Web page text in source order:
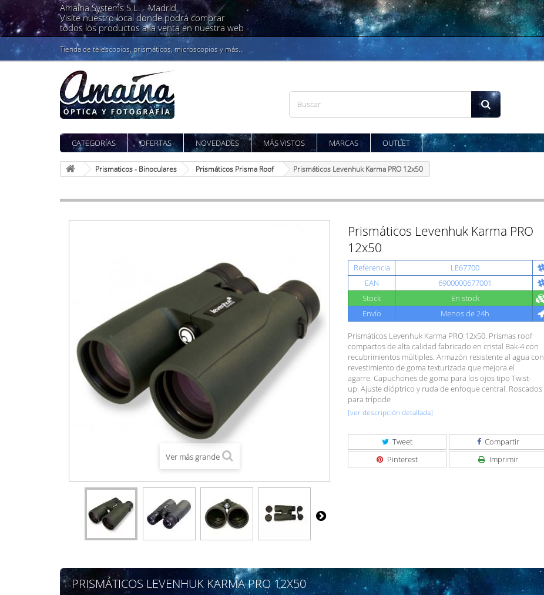
Amaina Systems S.L. -Madrid
Visíte nuestro local donde podrá comprar
todos los productos a la venta en nuestra web
Tienda de telescopios, prismáticos, microscopios y más...
CATEGORÍAS OFERTAS NOVEDADES MÁS VISTOS MARCAS OUTLET
Prismaticos - Binoculares Prismáticos Prisma Roof Prismáticos Levenhuk Karma PRO 12x50
Ver más grande
Prismáticos Levenhuk Karma PRO
12x50
Referencia
LE67700
EAN
6900000677001
Stock
En stock
Envío
Menos de 24h
Prismáticos Levenhuk Karma PRO 12x50. Prismas roof
compactos de alta calidad fabricado en cristal Bak-4 con
recubrimientos múltiples. Armazón resistente al agua con
revestimiento de goma texturizada que mejora el
agarre. Capuchones de goma para los ojos tipo Twist-
up. Ajuste dióptrico y ruda de enfoque central. Roscados
para trípode
[ver descripción detallada]
Tweet
Compartir
Pinterest
Imprimir
PRISMÁTICOS LEVENHUK KARMA PRO 12X50